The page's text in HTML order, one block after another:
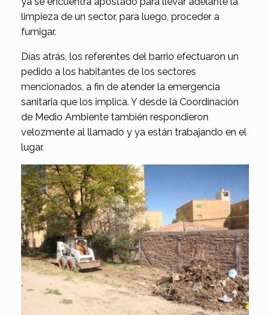
limpieza de un sector, para luego, proceder a
fumigar.
Días atrás, los referentes del barrio efectuaron un
pedido a los habitantes de los sectores
mencionados, a fin de atender la emergencia
sanitaria que los implica. Y desde la Coordinación
de Medio Ambiente también respondieron
velozmente al llamado y ya están trabajando en el
lugar.